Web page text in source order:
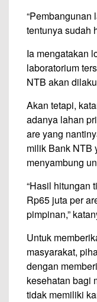
“Pembangunan
tentunya sudah
Ia mengatakan
laboratorium
NTB akan
Akan tetapi,
adanya lahan
are yang
milik Bank NTB
menyambung
“Hasil hitungan
Rp65 juta per
pimpinan,”
Untuk
masyarakat,
dengan
kesehatan bagi
tidak memiliki